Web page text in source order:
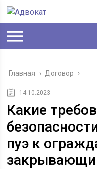
Главная › Договор ›
14.10.2023
Какие
пуэ к